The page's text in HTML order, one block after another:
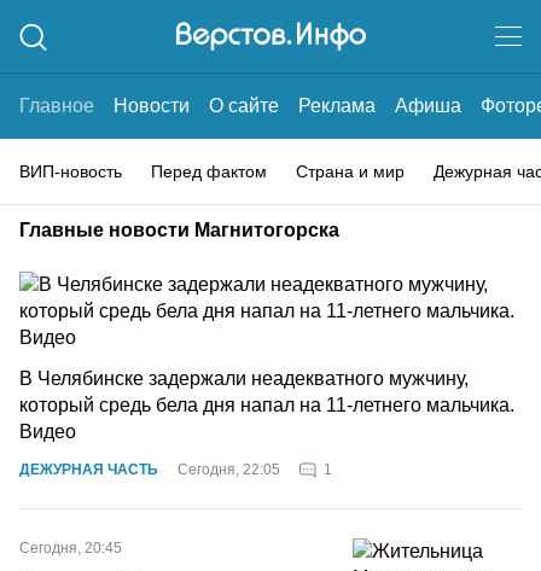
Главное Новости О сайте Реклама Афиша
ВИП-новость Перед фактом Страна и мир Дежурная
Главные новости Магнитогорска
ДЕЖУРНАЯ ЧАСТЬ Сегодня, 22:05 1
В Челябинске задержали неадекватного мужчину,
который средь бела дня напал на 11-летнего мальчика.
Видео
Сегодня, 20:45